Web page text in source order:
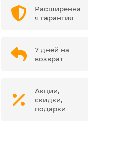
Расширенна
я гарантия
7 дней на
возврат
Акции,
скидки,
подарки